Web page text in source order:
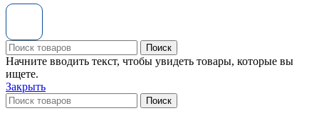
Поиск
Начните вводить текст, чтобы увидеть товары, которые вы
ищете.
Закрыть
Поиск